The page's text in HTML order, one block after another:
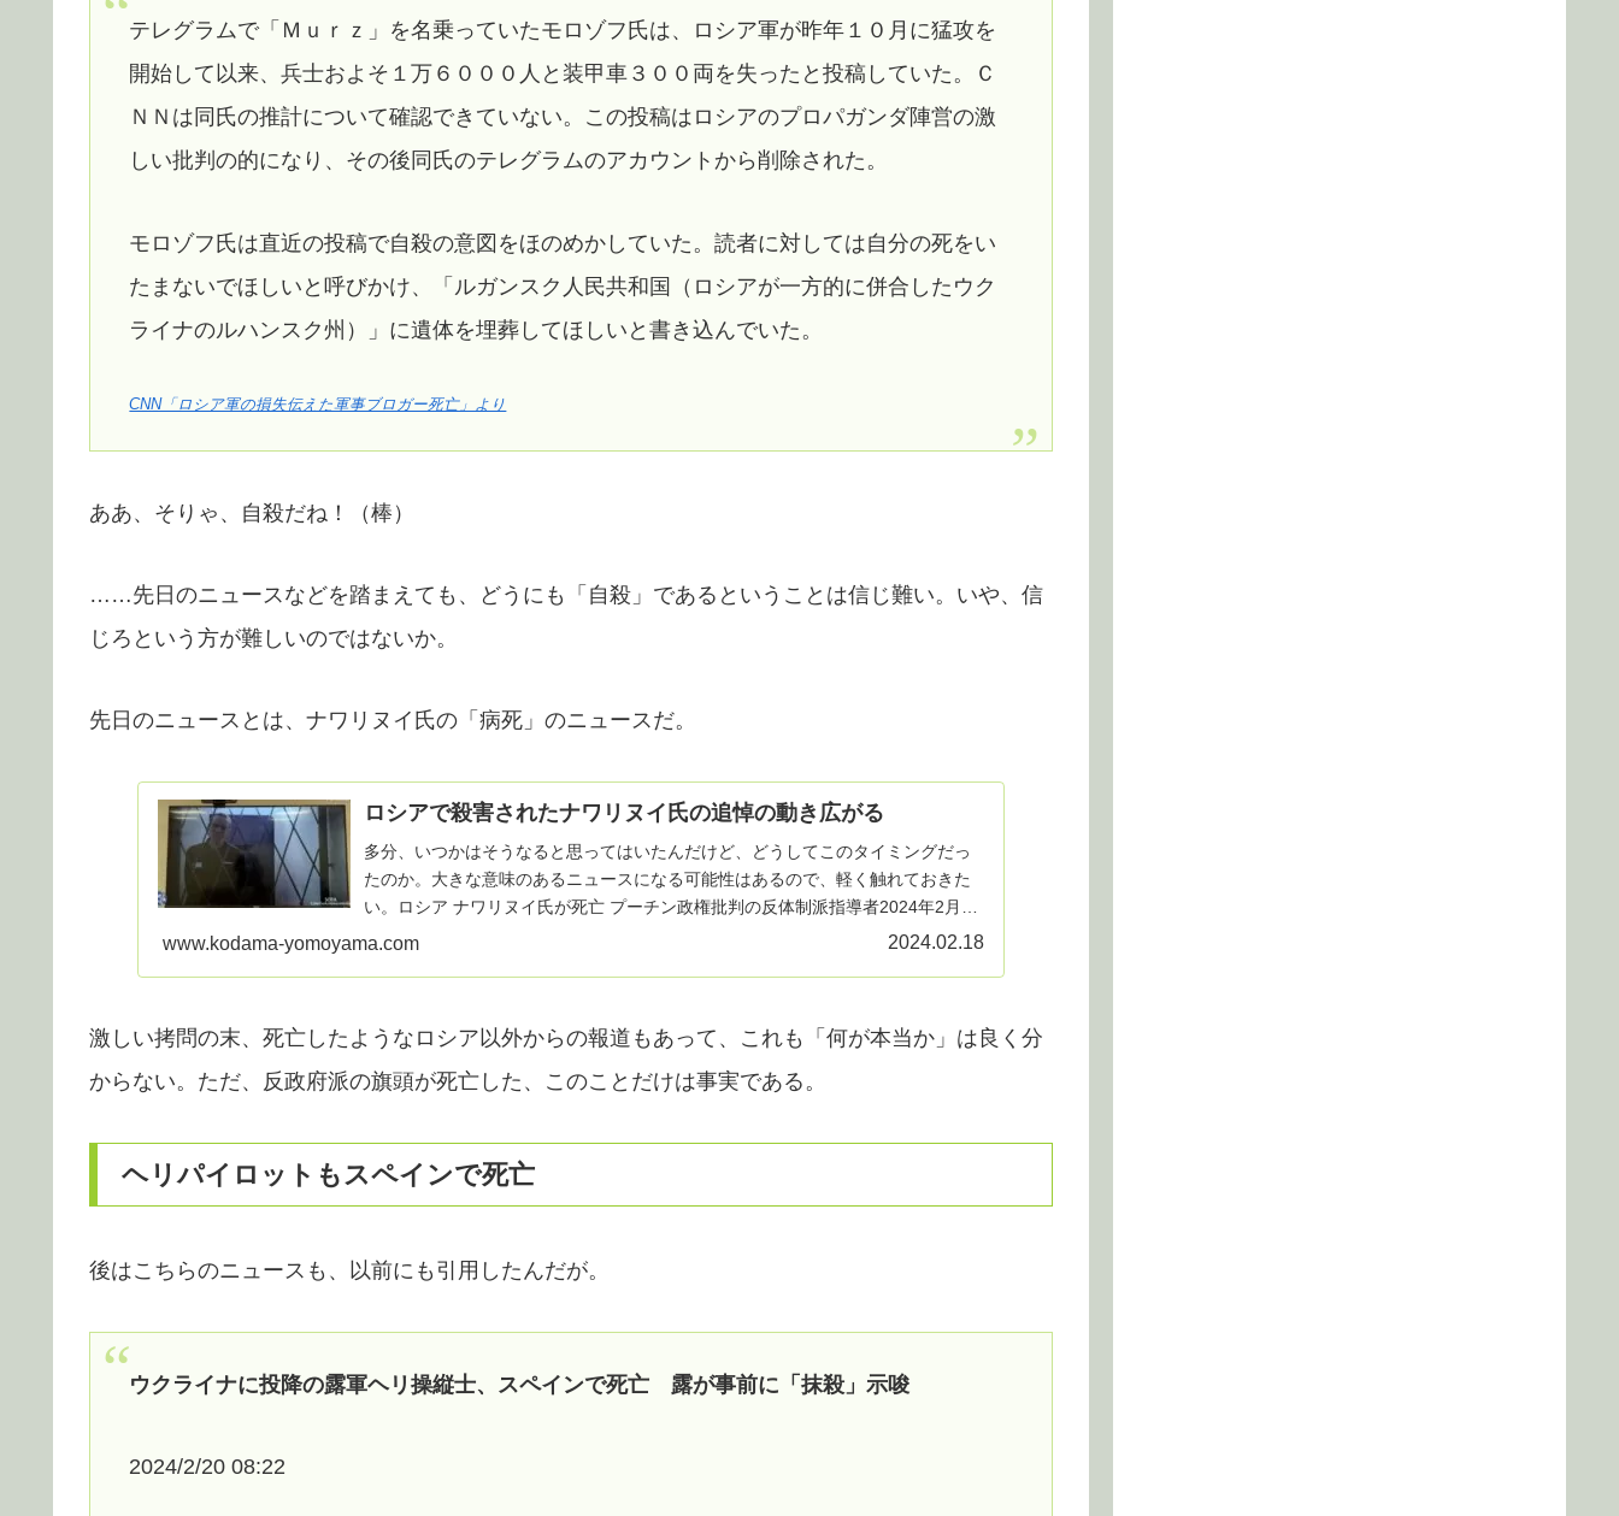
テレグラムで「Ｍｕｒｚ」を名乗っていたモロゾフ氏は、ロシア軍が昨年１０月に猛攻を
開始して以来、兵士およそ１万６０００人と装甲車３００両を失ったと投稿していた。Ｃ
ＮＮは同氏の推計について確認できていない。この投稿はロシアのプロパガンダ陣営の激
しい批判の的になり、その後同氏のテレグラムのアカウントから削除された。
モロゾフ氏は直近の投稿で自殺の意図をほのめかしていた。読者に対しては自分の死をい
たまないでほしいと呼びかけ、「ルガンスク人民共和国（ロシアが一方的に併合したウク
ライナのルハンスク州）」に遺体を埋葬してほしいと書き込んでいた。
CNN「ロシア軍の損失伝えた軍事ブロガー死亡」より
ああ、そりゃ、自殺だね！（棒）
……先日のニュースなどを踏まえても、どうにも「自殺」であるということは信じ難い。いや、信
じろという方が難しいのではないか。
先日のニュースとは、ナワリヌイ氏の「病死」のニュースだ。
ロシアで殺害されたナワリヌイ氏の追悼の動き広がる
多分、いつかはそうなると思ってはいたんだけど、どうしてこのタイミングだっ
たのか。大きな意味のあるニュースになる可能性はあるので、軽く触れておきた
い。ロシア ナワリヌイ氏が死亡 プーチン政権批判の反体制派指導者2024年2月17
日 23時05...
www.kodama-yomoyama.com 2024.02.18
激しい拷問の末、死亡したようなロシア以外からの報道もあって、これも「何が本当か」は良く分
からない。ただ、反政府派の旗頭が死亡した、このことだけは事実である。
ヘリパイロットもスペインで死亡
後はこちらのニュースも、以前にも引用したんだが。
ウクライナに投降の露軍ヘリ操縦士、スペインで死亡 露が事前に「抹殺」示唆
2024/2/20 08:22